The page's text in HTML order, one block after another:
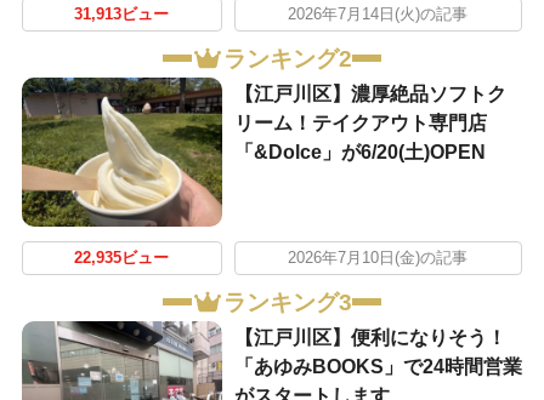
31,913ビュー 2026年7月14日(火)の記事
ランキング2
【江戸川区】濃厚絶品ソフトク
リーム！テイクアウト専門店
「&Dolce」が6/20(土)OPEN
22,935ビュー 2026年7月10日(金)の記事
ランキング3
【江戸川区】便利になりそう！
「あゆみBOOKS」で24時間営業
がスタートします